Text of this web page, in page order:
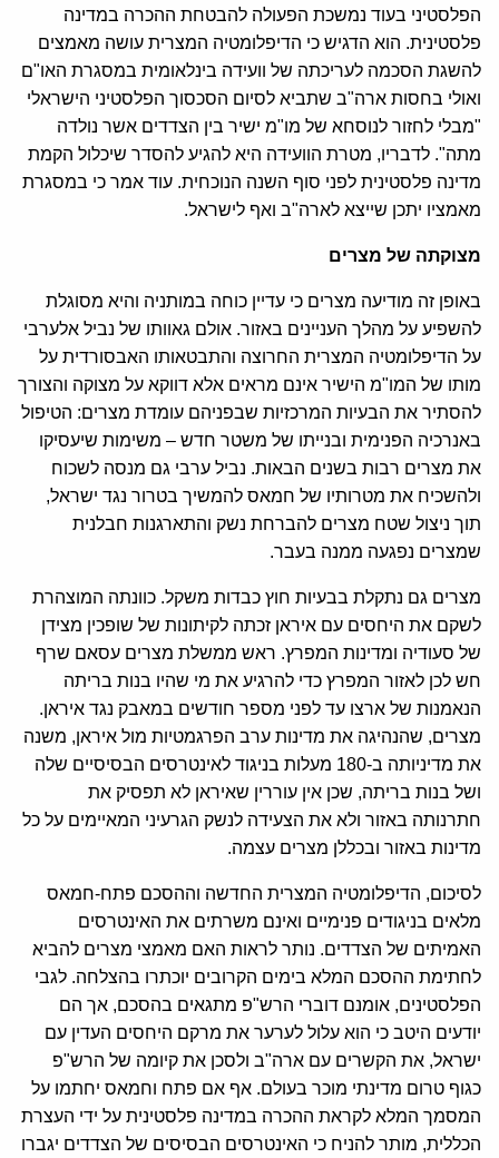
הפלסטיני בעוד נמשכת הפעולה להבטחת ההכרה במדינה
פלסטינית. הוא הדגיש כי הדיפלומטיה המצרית עושה מאמצים
להשגת הסכמה לעריכתה של וועידה בינלאומית במסגרת האו"ם
ואולי בחסות ארה"ב שתביא לסיום הסכסוך הפלסטיני הישראלי
"מבלי לחזור לנוסחא של מו"מ ישיר בין הצדדים אשר נולדה
מתה". לדבריו, מטרת הוועידה היא להגיע להסדר שיכלול הקמת
מדינה פלסטינית לפני סוף השנה הנוכחית. עוד אמר כי במסגרת
מאמציו יתכן שייצא לארה"ב ואף לישראל.
מצוקתה של מצרים
באופן זה מודיעה מצרים כי עדיין כוחה במותניה והיא מסוגלת
להשפיע על מהלך העניינים באזור. אולם גאוותו של נביל אלערבי
על הדיפלומטיה המצרית החרוצה והתבטאותו האבסורדית על
מותו של המו"מ הישיר אינם מראים אלא דווקא על מצוקה והצורך
להסתיר את הבעיות המרכזיות שבפניהם עומדת מצרים: הטיפול
באנרכיה הפנימית ובנייתו של משטר חדש – משימות שיעסיקו
את מצרים רבות בשנים הבאות. נביל ערבי גם מנסה לשכוח
ולהשכיח את מטרותיו של חמאס להמשיך בטרור נגד ישראל,
תוך ניצול שטח מצרים להברחת נשק והתארגנות חבלנית
שמצרים נפגעה ממנה בעבר.
מצרים גם נתקלת בבעיות חוץ כבדות משקל. כוונתה המוצהרת
לשקם את היחסים עם איראן זכתה לקיתונות של שופכין מצידן
של סעודיה ומדינות המפרץ. ראש ממשלת מצרים עסאם שרף
חש לכן לאזור המפרץ כדי להרגיע את מי שהיו בנות בריתה
הנאמנות של ארצו עד לפני מספר חודשים במאבק נגד איראן.
מצרים, שהנהיגה את מדינות ערב הפרגמטיות מול איראן, משנה
את מדיניותה ב-180 מעלות בניגוד לאינטרסים הבסיסיים שלה
ושל בנות בריתה, שכן אין עוררין שאיראן לא תפסיק את
חתרנותה באזור ולא את הצעידה לנשק הגרעיני המאיימים על כל
מדינות באזור ובכללן מצרים עצמה.
לסיכום, הדיפלומטיה המצרית החדשה וההסכם פתח-חמאס
מלאים בניגודים פנימיים ואינם משרתים את האינטרסים
האמיתים של הצדדים. נותר לראות האם מאמצי מצרים להביא
לחתימת ההסכם המלא בימים הקרובים יוכתרו בהצלחה. לגבי
הפלסטינים, אומנם דוברי הרש"פ מתגאים בהסכם, אך הם
יודעים היטב כי הוא עלול לערער את מרקם היחסים העדין עם
ישראל, את הקשרים עם ארה"ב ולסכן את קיומה של הרש"פ
כגוף טרום מדינתי מוכר בעולם. אף אם פתח וחמאס יחתמו על
המסמך המלא לקראת ההכרה במדינה פלסטינית על ידי העצרת
הכללית, מותר להניח כי האינטרסים הבסיסים של הצדדים יגברו